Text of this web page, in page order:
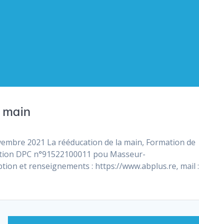
2021 La rééducation de la main, Formation de
DPC n°91522100011 pou Masseur-
et renseignements : https://www.abplus.re, mail :